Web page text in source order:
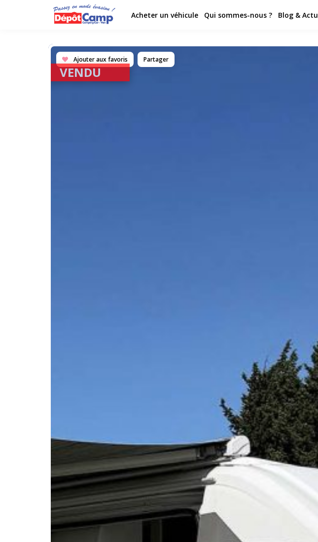
Acheter un véhicule Qui sommes-nous ? Blog & Actu
Ajouter aux favoris Partager
VENDU